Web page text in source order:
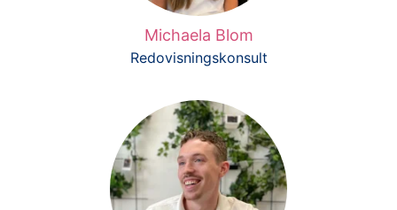
Michaela Blom
Redovisningskonsult